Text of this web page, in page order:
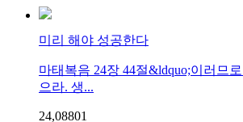
미리 해야 성공한다
마태복음 24장 44절&ldquo;이러므
으라. 생...
24,08801